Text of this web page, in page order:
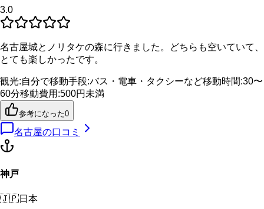
3.0
名古屋城とノリタケの森に行きました。どちらも空いていて、
とても楽しかったです。
観光:自分で移動手段:バス・電車・タクシーなど移動時間:30〜
60分移動費用 :500円未満
参考になった0
名古屋の口コミ
神戸
🇯🇵日本